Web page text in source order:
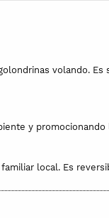
volando.
y
local. Es